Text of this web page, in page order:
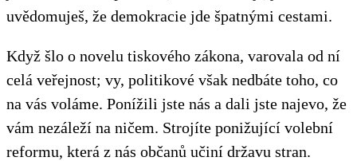
uvědomuješ, že demokracie jde špatnými cestami.
Když šlo o novelu tiskového zákona, varovala od ní
celá veřejnost; vy, politikové však nedbáte toho, co
na vás voláme. Ponížili jste nás a dali jste najevo, že
vám nezáleží na ničem. Strojíte ponižující volební
reformu, která z nás občanů učiní državu stran.